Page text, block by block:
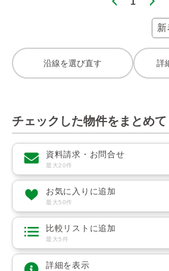
沿線を選び直す 詳
チェックした物件をまとめて
資料請求・お問合せ
最大20件
お気に入りに追加
最大50件
比較リストに追加
最大5件
詳細を表示